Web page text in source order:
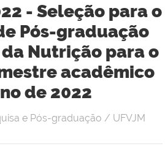
- Seleção para o
Pós-graduação
Nutrição para o
acadêmico
de 2022
e Pós-graduação / UFVJM